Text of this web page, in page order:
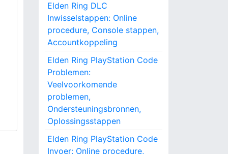
Elden Ring DLC
Inwisselstappen: Online
procedure, Console stappen,
Accountkoppeling
Elden Ring PlayStation Code
Problemen:
Veelvoorkomende
problemen,
Ondersteuningsbronnen,
Oplossingsstappen
Elden Ring PlayStation Code
Invoer: Online procedure,